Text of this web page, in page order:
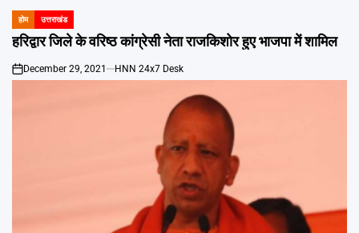
POSTED
IN
होम उत्तराखंड
हरिद्वार जिले के वरिष्ठ कांग्रेसी नेता राजकिशोर हुए भाजपा में शामिल
on
December 29, 2021 HNN 24x7 Desk